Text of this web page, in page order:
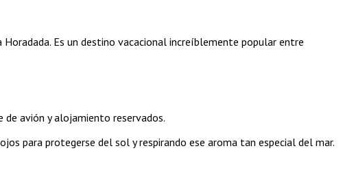
Es un destino vacacional increíblemente popular entre
de avión y alojamiento reservados.
para protegerse del sol y respirando ese aroma tan especial del mar.